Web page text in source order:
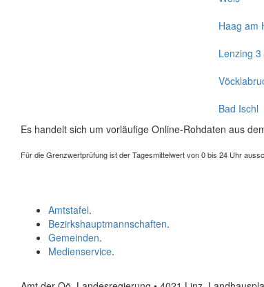
Haag am
Lenzing 3
Bad Ischl
Es handelt sich um vorläufige Online-Rohdaten aus
Für die Grenzwertprüfung ist der Tagesmittelwert von 0 bis 24 Uhr
Amtstafel.
Bezirkshauptmannschaften.
Gemeinden.
Medienservice.